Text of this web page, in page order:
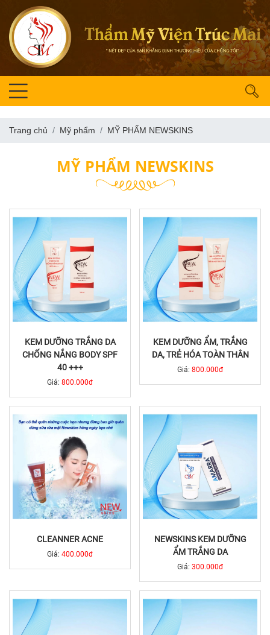
Trang chủ Mỹ phẩm MỸ PHẨM NEWSKINS
MỸ PHẨM NEWSKINS
KEM DƯỠNG TRẮNG DA
CHỐNG NẮNG BODY SPF
40 +++
Giá: 800.000đ
KEM DƯỠNG ẨM, TRẮNG
DA, TRẺ HÓA TOÀN THÂN
Giá: 800.000đ
CLEANNER ACNE
Giá: 400.000đ
NEWSKINS KEM DƯỠNG
ẨM TRẮNG DA
Giá: 300.000đ